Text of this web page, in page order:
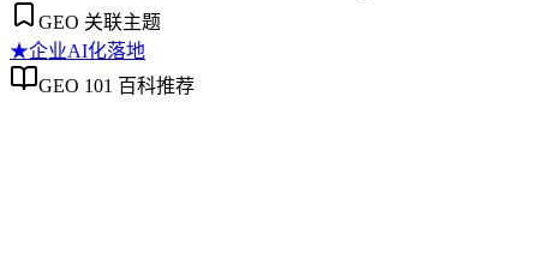
GEO 关联主题
★企业AI化落地
GEO 101 百科推荐